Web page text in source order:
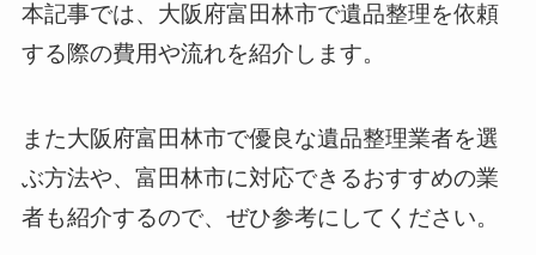
本記事では、大阪府富田林市で遺品整理を依頼
する際の費用や流れを紹介します。
また大阪府富田林市で優良な遺品整理業者を選
ぶ方法や、富田林市に対応できるおすすめの業
者も紹介するので、ぜひ参考にしてください。